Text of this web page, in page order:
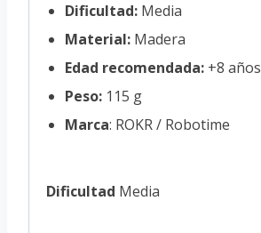
Dificultad: Media
Material: Madera
Edad recomendada: +8 años
Peso: 115 g
Marca: ROKR / Robotime
Dificultad Media